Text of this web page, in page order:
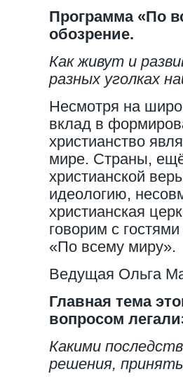
Программа «По
обозрение.
Как живут и
разных уголках
Несмотря на
вклад в
христианство
мире. Страны,
христианской
идеологию,
христианская
говорим с
«По всему миру».
Ведущая Ольга
Главная тема
вопросом
Какими
решения,